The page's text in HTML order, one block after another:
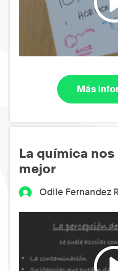
Más
La química
mejor
Odile Fernandez